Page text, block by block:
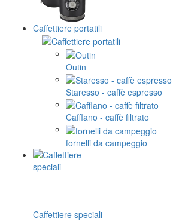
Caffettiere portatili
Outin
Staresso - caffè espresso
Cafflano - caffè filtrato
fornelli da campeggio
Caffettiere speciali